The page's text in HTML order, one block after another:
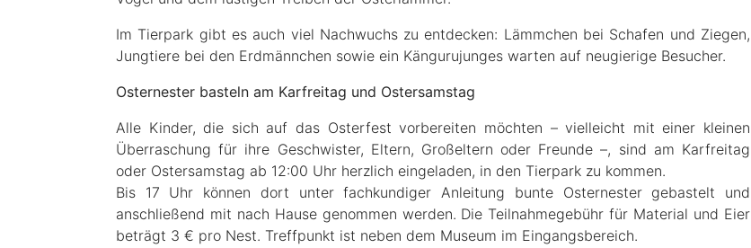
Im Tierpark gibt es auch viel Nachwuchs zu entdecken: Lämmchen bei Schafen und Ziegen,
Jungtiere bei den Erdmännchen sowie ein Kängurujunges warten auf neugierige Besucher.
Osternester basteln am Karfreitag und Ostersamstag
Alle Kinder, die sich auf das Osterfest vorbereiten möchten – vielleicht mit einer kleinen
Überraschung für ihre Geschwister, Eltern, Großeltern oder Freunde –, sind am Karfreitag
oder Ostersamstag ab 12:00 Uhr herzlich eingeladen, in den Tierpark zu kommen.
Bis 17 Uhr können dort unter fachkundiger Anleitung bunte Osternester gebastelt und
anschließend mit nach Hause genommen werden. Die Teilnahmegebühr für Material und Eier
beträgt 3 € pro Nest. Treffpunkt ist neben dem Museum im Eingangsbereich.